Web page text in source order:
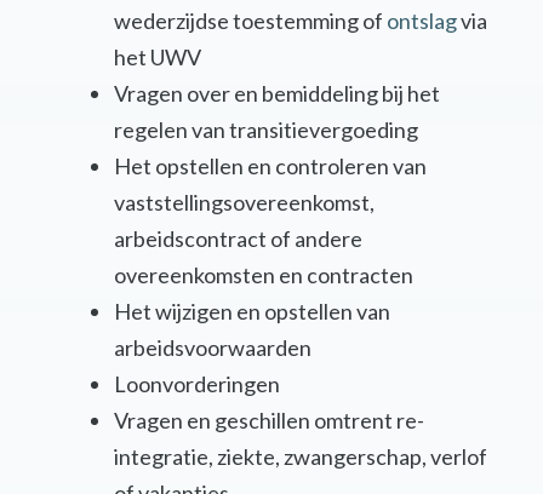
wederzijdse toestemming of ontslagvia
het UWV
Vragen over en bemiddeling bij het
regelen van transitievergoeding
Het opstellen en controleren van
vaststellingsovereenkomst,
arbeidscontract of andere
overeenkomsten en contracten
Het wijzigen en opstellen van
arbeidsvoorwaarden
Loonvorderingen
Vragen en geschillen omtrent re-
integratie, ziekte, zwangerschap, verlof